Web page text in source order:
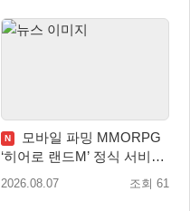
N
모바일 파밍 MMORPG
‘히어로 랜드M’ 정식 서비스
돌입
2026.08.07 조회 61